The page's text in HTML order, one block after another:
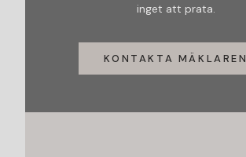
inget att prata.
KONTAKTA MÄKLAREN